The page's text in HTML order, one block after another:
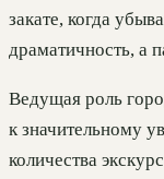
закате, когда
драматичность, а
Ведущая роль
к значительному
количества